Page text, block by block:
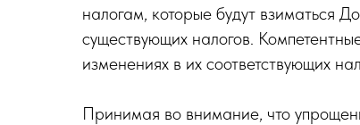
налогам, которые будут взиматься
существующих налогов.
изменениях в их соответствующих
Принимая во внимание, что